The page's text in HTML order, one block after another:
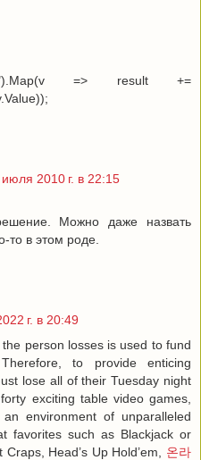
=> result +=
2010 г. в 22:15
Можно даже назвать
то в этом роде.
г. в 20:49
person losses is used to fund
to provide enticing
lose all of their Tuesday night
exciting table video games,
environment of unparalleled
favorites such as Blackjack or
Head’s Up Hold’em, 온라